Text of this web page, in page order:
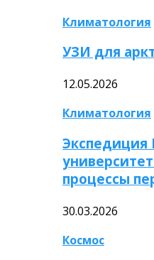
Климатология
УЗИ для
12.05.2026
Климатология
Экспедиция
процессы
30.03.2026
Космос